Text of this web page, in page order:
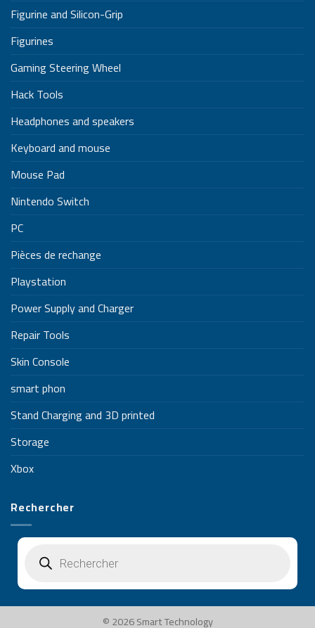
Figurine and Silicon-Grip
Figurines
Gaming Steering Wheel
Hack Tools
Headphones and speakers
Keyboard and mouse
Mouse Pad
Nintendo Switch
PC
Pièces de rechange
Playstation
Power Supply and Charger
Repair Tools
Skin Console
smart phon
Stand Charging and 3D printed
Storage
Xbox
Rechercher
produits
© 2026 Smart Technology